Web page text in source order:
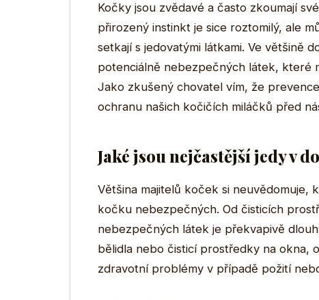
Kočky jsou zvědavé a často zkoumají
přirozený instinkt je sice roztomilý, ale
setkají s jedovatými látkami. Ve většině
potenciálně nebezpečných látek, které
Jako zkušený chovatel vím, že
ochranu našich kočičích miláčků před
Jaké jsou nejčastější jedy v
Většina majitelů koček si
kočku nebezpečných. Od čisticích
nebezpečných látek je překvapivě
bělidla nebo čisticí prostředky na okna,
zdravotní problémy v případě požití